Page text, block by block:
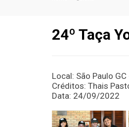
24º Taça
Local: São Paulo
Créditos: Thais
Data: 24/09/2022